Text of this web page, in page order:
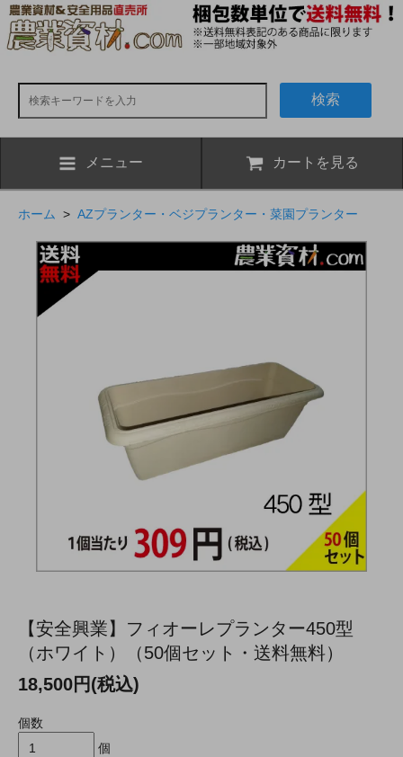
検索
メニュー カートを見る
ホーム > AZプランター・ベジプランター・菜園プランター
【安全興業】フィオーレプランター450型
（ホワイト）（50個セット・送料無料）
18,500円(税込)
個数
個